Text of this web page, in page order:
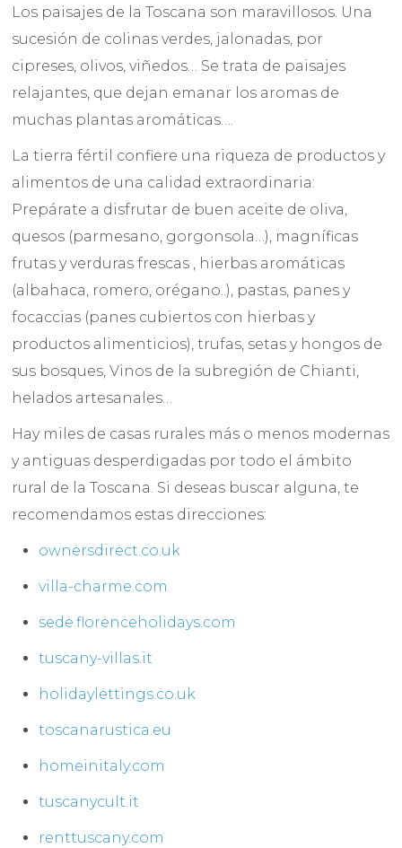
Los paisajes de la Toscana son maravillosos. Una
sucesión de colinas verdes, jalonadas, por
cipreses, olivos, viñedos… Se trata de paisajes
relajantes, que dejan emanar los aromas de
muchas plantas aromáticas….
La tierra fértil confiere una riqueza de productos y
alimentos de una calidad extraordinaria:
Prepárate a disfrutar de buen aceite de oliva,
quesos (parmesano, gorgonsola…), magníficas
frutas y verduras frescas , hierbas aromáticas
(albahaca, romero, orégano..), pastas, panes y
focaccias (panes cubiertos con hierbas y
productos alimenticios), trufas, setas y hongos de
sus bosques, Vinos de la subregión de Chianti,
helados artesanales…
Hay miles de casas rurales más o menos modernas
y antiguas desperdigadas por todo el ámbito
rural de la Toscana. Si deseas buscar alguna, te
recomendamos estas direcciones:
ownersdirect.co.uk
villa-charme.com
sede.florenceholidays.com
tuscany-villas.it
holidaylettings.co.uk
toscanarustica.eu
homeinitaly.com
tuscanycult.it
renttuscany.com